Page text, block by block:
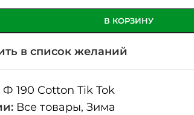
В КОРЗИНУ
в список желаний
Ф 190 Cotton Tik Tok
Все товары, Зима